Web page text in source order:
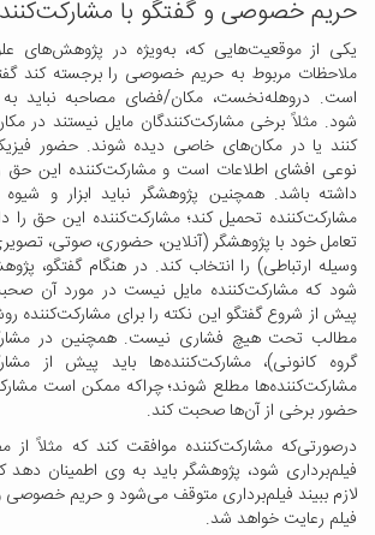
حریم خصوصی و گفتگو با
یکی از موقعیت‌هایی که، به‌ویژه در پژوهش‌های
ملاحظات مربوط به حریم خصوصی را برجسته کند
است. دروهله‌نخست، مکان‌/فضای‌ مصاحبه نباید
شود. مثلاً برخی مشارکت‌کنندگان مایل نیستند در
کنند یا در مکان‌های خاصی دیده شوند. حضور
نوعی افشای اطلاعات است و مشارکت‌کننده این حق
داشته باشد. همچنین پژوهشگر نباید ابزار و شیوه
مشارکت‌کننده تحمیل کند؛ مشارکت‌کننده این حق را
تعامل خود با پژوهشگر (آنلاین، حضوری، صوتی،
وسیله ارتباطی) را انتخاب کند. در هنگام گفتگو،
شود که مشارکت‌کننده مایل نیست در مورد آن
پیش از شروع گفتگو این نکته را برای مشارکت‌کننده
مطالب تحت هیچ فشاری نیست. همچنین در
گروه کانونی)، مشارکت‌کننده‌ها باید پیش از
مشارکت‌کننده‌ها مطلع شوند؛ چراکه ممکن است
حضور برخی از آن‌ها صحبت کند.
درصورتی‌که مشارکت‌کننده موافقت کند که مثلاً از
فیلم‌برداری شود، پژوهشگر باید به وی اطمینان دهد
لازم ببیند فیلم‌برداری متوقف می‌شود و حریم خصوصی
فیلم رعایت خواهد شد.